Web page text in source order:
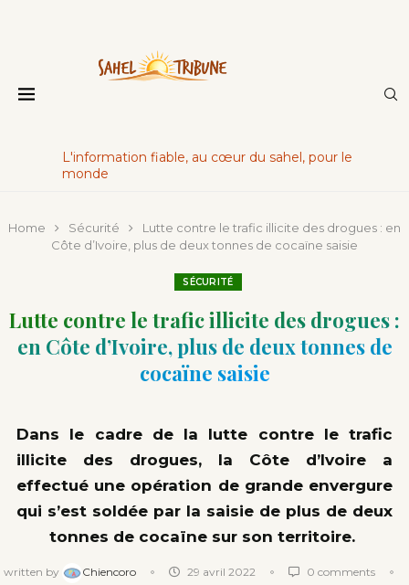
L'information fiable, au cœur du sahel, pour le
monde
Home Sécurité
Lutte contre le trafic illicite des drogues : en
Côte d’Ivoire, plus de deux tonnes de cocaïne saisie
SÉCURITÉ
Lutte contre le trafic illicite des drogues :
en Côte d’Ivoire, plus de deux tonnes de
cocaïne saisie
Dans le cadre de la lutte contre le trafic
illicite des drogues, la Côte d’Ivoire a
effectué une opération de grande envergure
qui s’est soldée par la saisie de plus de deux
tonnes de cocaïne sur son territoire.
written by Chiencoro 29 avril 2022
0 comments